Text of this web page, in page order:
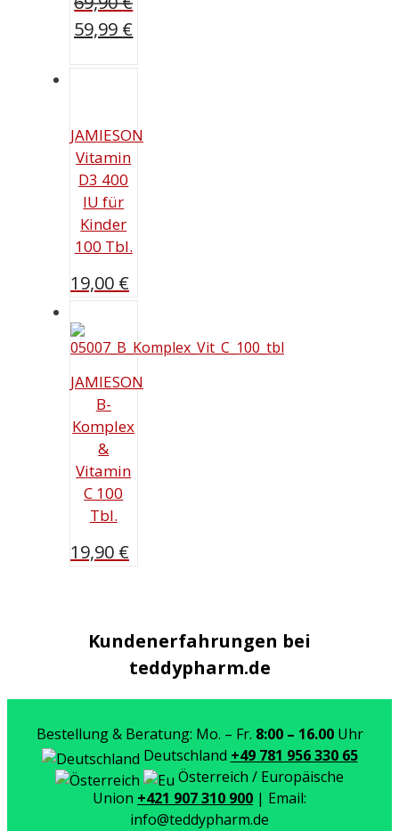
Ursprünglicher
59,99 €
JAMIESON
Vitamin
D3 400
IU für
Kinder
100 Tbl.
19,00 €
JAMIESON
B-
Komplex
&
Vitamin
C 100
Tbl.
19,90 €
Kundenerfahrungen bei
teddypharm.de
Bestellung & Beratung: Mo. – Fr. 8:00 – 16.00Uhr
Deutschland +49 781 956 330 65
Österreich / Europäische
Union +421 907 310 900 | Email:
info@teddypharm.de